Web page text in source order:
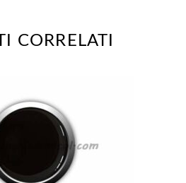
CORRELATI
Questo
prodotto
ha